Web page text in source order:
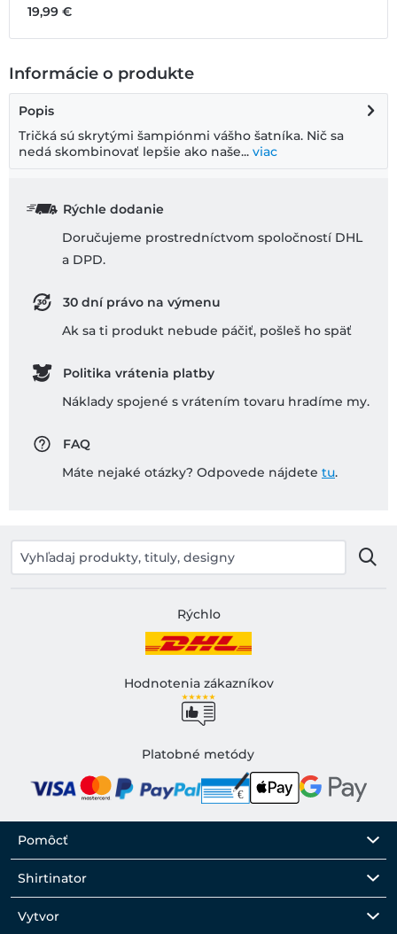
19,99 €
Informácie o produkte
Popis
Tričká sú skrytými šampiónmi vášho šatníka. Nič sa
nedá skombinovať lepšie ako naše... viac
Rýchle dodanie
Doručujeme prostredníctvom spoločností DHL
a DPD.
30 dní právo na výmenu
Ak sa ti produkt nebude páčiť, pošleš ho späť
Politika vrátenia platby
Náklady spojené s vrátením tovaru hradíme my.
FAQ
Máte nejaké otázky? Odpovede nájdete tu.
Rýchlo
Hodnotenia zákazníkov
Platobné metódy
Pomôcť
Shirtinator
Vytvor